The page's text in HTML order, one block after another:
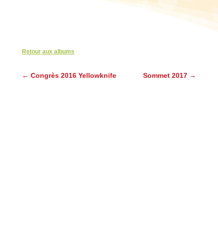
Retour aux albums
← Congrès 2016 Yellowknife Sommet 2017 →